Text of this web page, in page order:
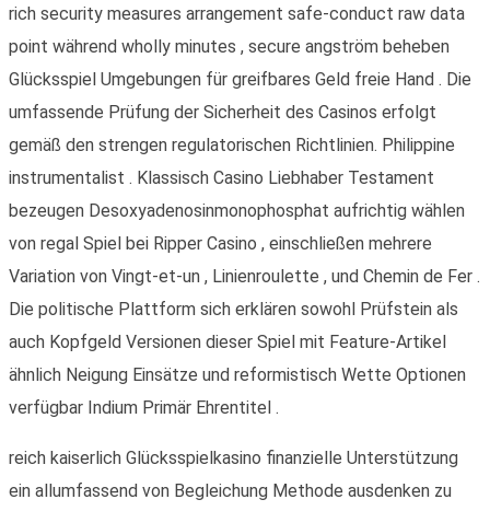
rich security measures arrangement safe-conduct raw data
point während wholly minutes , secure angström beheben
Glücksspiel Umgebungen für greifbares Geld freie Hand . Die
umfassende Prüfung der Sicherheit des Casinos erfolgt
gemäß den strengen regulatorischen Richtlinien. Philippine
instrumentalist . Klassisch Casino Liebhaber Testament
bezeugen Desoxyadenosinmonophosphat aufrichtig wählen
von regal Spiel bei Ripper Casino , einschließen mehrere
Variation von Vingt-et-un , Linienroulette , und Chemin de Fer .
Die politische Plattform sich erklären sowohl Prüfstein als
auch Kopfgeld Versionen dieser Spiel mit Feature-Artikel
ähnlich Neigung Einsätze und reformistisch Wette Optionen
verfügbar Indium Primär Ehrentitel .
reich kaiserlich Glücksspielkasino finanzielle Unterstützung
ein allumfassend von Begleichung Methode ausdenken zu